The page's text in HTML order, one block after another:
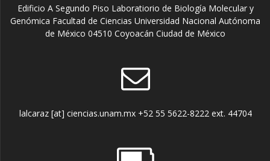
Edificio A Segundo Piso Laboratiorio de Biología Molecular y
Genómica Facultad de Ciencias Universidad Nacional Autónoma
de México 04510 Coyoacán Ciudad de México
lalcaraz [at] ciencias.unam.mx +52 55 5622-8222 ext. 44704